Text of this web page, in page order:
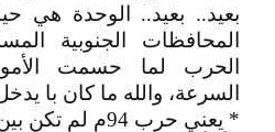
بعيد.. بعيد.. الوحدة هي
المحافظات الجنوبية
الحرب لما حسمت
السرعة، والله ما كان با
* يعني حرب 94م لم تكن بين شمال وجنوب؟